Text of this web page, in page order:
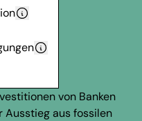
von Banken
Ausstieg aus fossilen